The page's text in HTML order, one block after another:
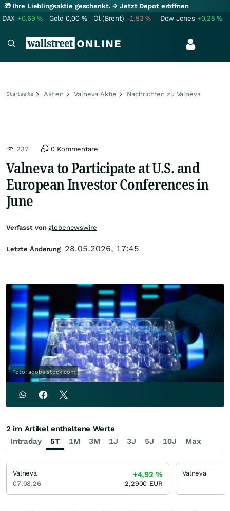
🎁 Ihre Lieblingsaktie geschenkt.→ Jetzt Depot eröffnen
DAX +0,69% Gold 0,00 % Öl (Brent) -1,53% Dow Jones +0,25%
Startseite Aktien Valneva Aktie Nachrichten zu Valneva
237 0 Kommentare
Valneva to Participate at U.S. and
European Investor Conferences in
June
Foto: adobe.stock.com
Verfasst vonglobenewswire
Letzte Änderung 28.05.2026, 17:45
Intraday 5T 1M 3M 1J 3J 5J 10J Max
2 im Artikel enthaltene Werte
Valneva
07.08.26
+4,92%
2,2900 EUR
Valneva